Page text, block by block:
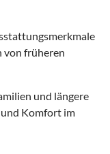
früheren
und längere
Komfort im